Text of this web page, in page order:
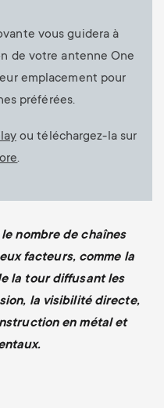
vous guidera à
de votre antenne One
emplacement pour
préférées.
ou téléchargez-la sur
.
nombre de chaînes
facteurs, comme la
la tour diffusant les
la visibilité directe,
en métal et